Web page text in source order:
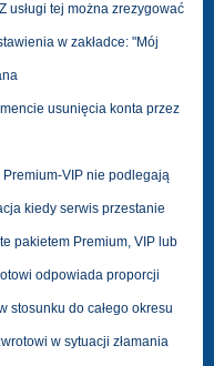
usługi tej można zrezygować
w zakładce: "Mój
usunięcia konta przez
Premium-VIP nie podlegają
kiedy serwis przestanie
pakietem Premium, VIP lub
odpowiada proporcji
stosunku do całego okresu
w sytuacji złamania